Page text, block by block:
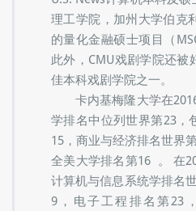
卡内基梅隆大学位列
第97位，2022泰晤士高等